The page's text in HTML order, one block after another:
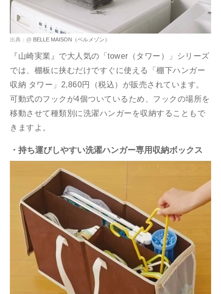
出典：@ BELLE MAISON（ベルメゾン）
『山崎実業』で大人気の「tower（タワー）」シリーズ
では、棚板に挟むだけですぐに使える「棚下ハンガー
収納 タワー」2,860円（税込）が販売されています。
可動式のフックが4個ついているため、フックの場所を
移動させて種類別に洗濯ハンガーを収納することもで
きますよ。
・持ち運びしやすい洗濯ハンガー専用収納ボックス